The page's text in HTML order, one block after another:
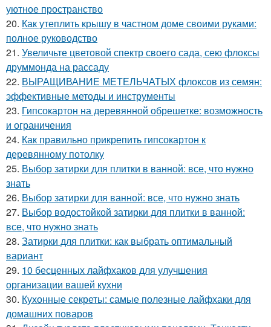
уютное пространство
20. Как утеплить крышу в частном доме своими руками:
полное руководство
21. Увеличьте цветовой спектр своего сада, сею флоксы
друммонда на рассаду
22. ВЫРАЩИВАНИЕ МЕТЕЛЬЧАТЫХ флоксов из семян:
эффективные методы и инструменты
23. Гипсокартон на деревянной обрешетке: возможность
и ограничения
24. Как правильно прикрепить гипсокартон к
деревянному потолку
25. Выбор затирки для плитки в ванной: все, что нужно
знать
26. Выбор затирки для ванной: все, что нужно знать
27. Выбор водостойкой затирки для плитки в ванной:
все, что нужно знать
28. Затирки для плитки: как выбрать оптимальный
вариант
29. 10 бесценных лайфхаков для улучшения
организации вашей кухни
30. Кухонные секреты: самые полезные лайфхаки для
домашних поваров